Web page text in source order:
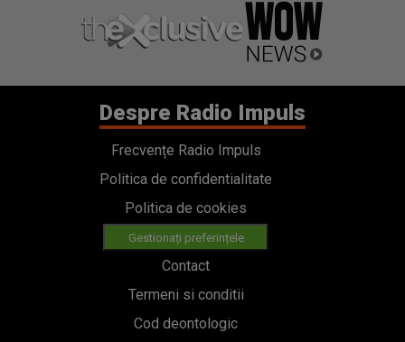
Despre Radio Impuls
Frecvențe Radio Impuls
Politica de confidentialitate
Politica de cookies
Gestionați preferințele
Contact
Termeni si conditii
Cod deontologic